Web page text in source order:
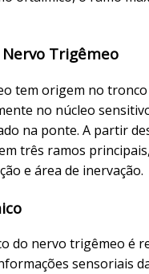
Trigêmeo
tem origem no
no núcleo
na ponte. A partir
três ramos
e área de inervação.
do nervo trigêmeo é
sensoriais